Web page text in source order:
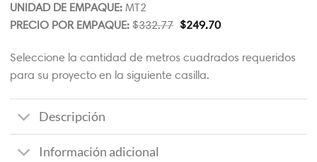
UNIDAD DE EMPAQUE: MT2
PRECIO POR EMPAQUE: $332.77 $249.70
Seleccione la cantidad de metros cuadrados requeridos
para su proyecto en la siguiente casilla.
Descripción
Información adicional